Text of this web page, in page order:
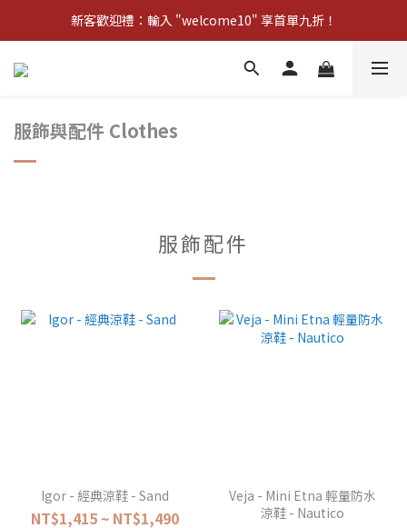
新客歡迎禮：輸入 "welcome10" 享首單九折！
新客歡迎禮：輸入 "welcome10" 享首單九折！
Pom d'Api 畢業特典 · 全品項買一送一
服飾與配件 Clothes
服飾配件
Igor - 經典涼鞋 - Sand
NT$1,415 ~ NT$1,490
Veja - Mini Etna 輕量防水
涼鞋 - Nautico